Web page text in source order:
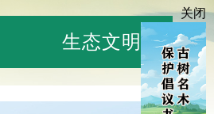
生态文明
关闭